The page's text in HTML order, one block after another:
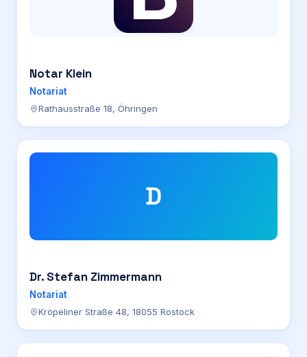
Notar Klein
Notariat
Rathausstraße 18, Öhringen
D
Dr. Stefan Zimmermann
Notariat
Kröpeliner Straße 48, 18055 Rostock